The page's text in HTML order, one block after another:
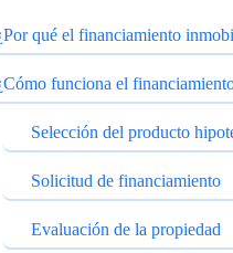
qué el financiamiento
funciona el
Selección del producto
Solicitud de financiamiento
Evaluación de la propiedad